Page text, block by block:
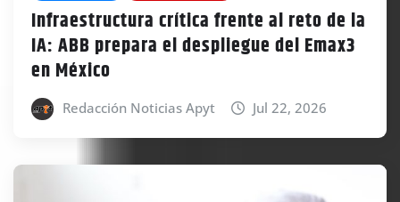
Infraestructura crítica frente al reto de la
IA: ABB prepara el despliegue del Emax3
en México
Redacción Noticias Apyt Jul 22, 2026